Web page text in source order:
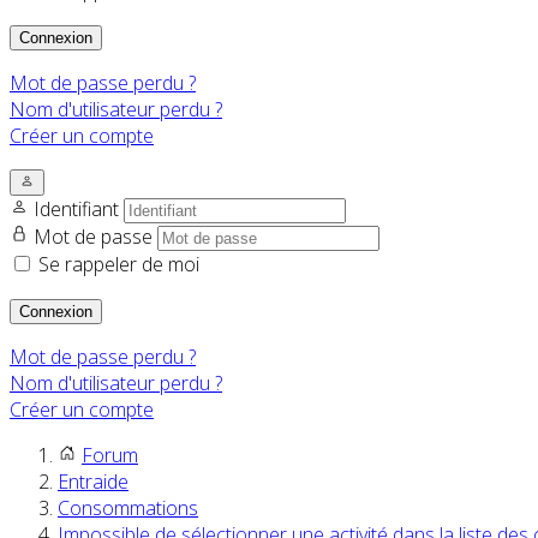
Connexion
Mot de passe perdu ?
Nom d'utilisateur perdu ?
Créer un compte
Identifiant
Mot de passe
Se rappeler de moi
Connexion
Mot de passe perdu ?
Nom d'utilisateur perdu ?
Créer un compte
Forum
Entraide
Consommations